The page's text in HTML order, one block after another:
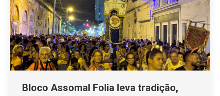
Bloco Assomal Folia leva tradição,